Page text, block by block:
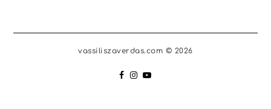
vassiliszaverdas.com © 2026